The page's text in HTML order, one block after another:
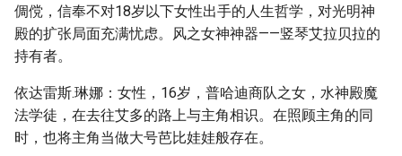
倜傥，信奉不对18岁以下女性出手的人生哲学，对光明神
殿的扩张局面充满忧虑。风之女神神器——竖琴艾拉贝拉的
持有者。
依达雷斯.琳娜：女性，16岁，普哈迪商队之女，水神殿魔
法学徒，在去往艾多的路上与主角相识。在照顾主角的同
时，也将主角当做大号芭比娃娃般存在。